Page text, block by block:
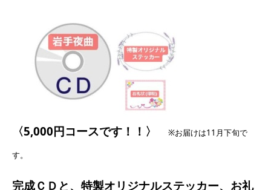
〈5,000円コースです！！〉 ※お届けは11月下旬で
す。
完成ＣＤと、特製オリジナルステッカー、お礼